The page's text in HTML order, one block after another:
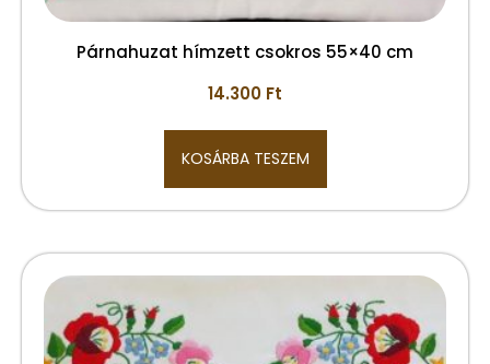
Párnahuzat hímzett csokros 55×40 cm
14.300 Ft
KOSÁRBA TESZEM